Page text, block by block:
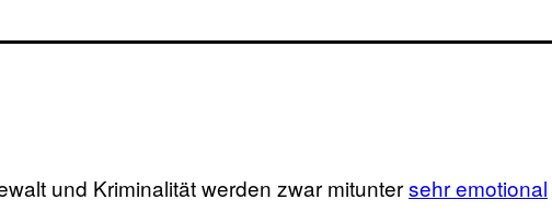
und Kriminalität werden zwar mituntersehr emotional